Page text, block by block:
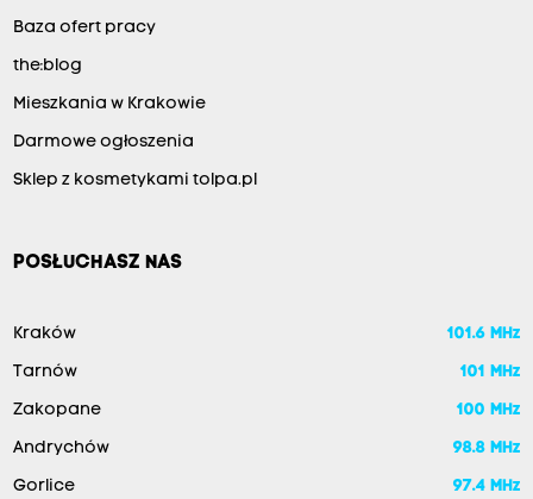
Baza ofert pracy
the:blog
Mieszkania w Krakowie
Darmowe ogłoszenia
Sklep z kosmetykami tolpa.pl
POSŁUCHASZ NAS
Kraków 101.6 MHz
Tarnów 101 MHz
Zakopane 100 MHz
Andrychów 98.8 MHz
Gorlice 97.4 MHz